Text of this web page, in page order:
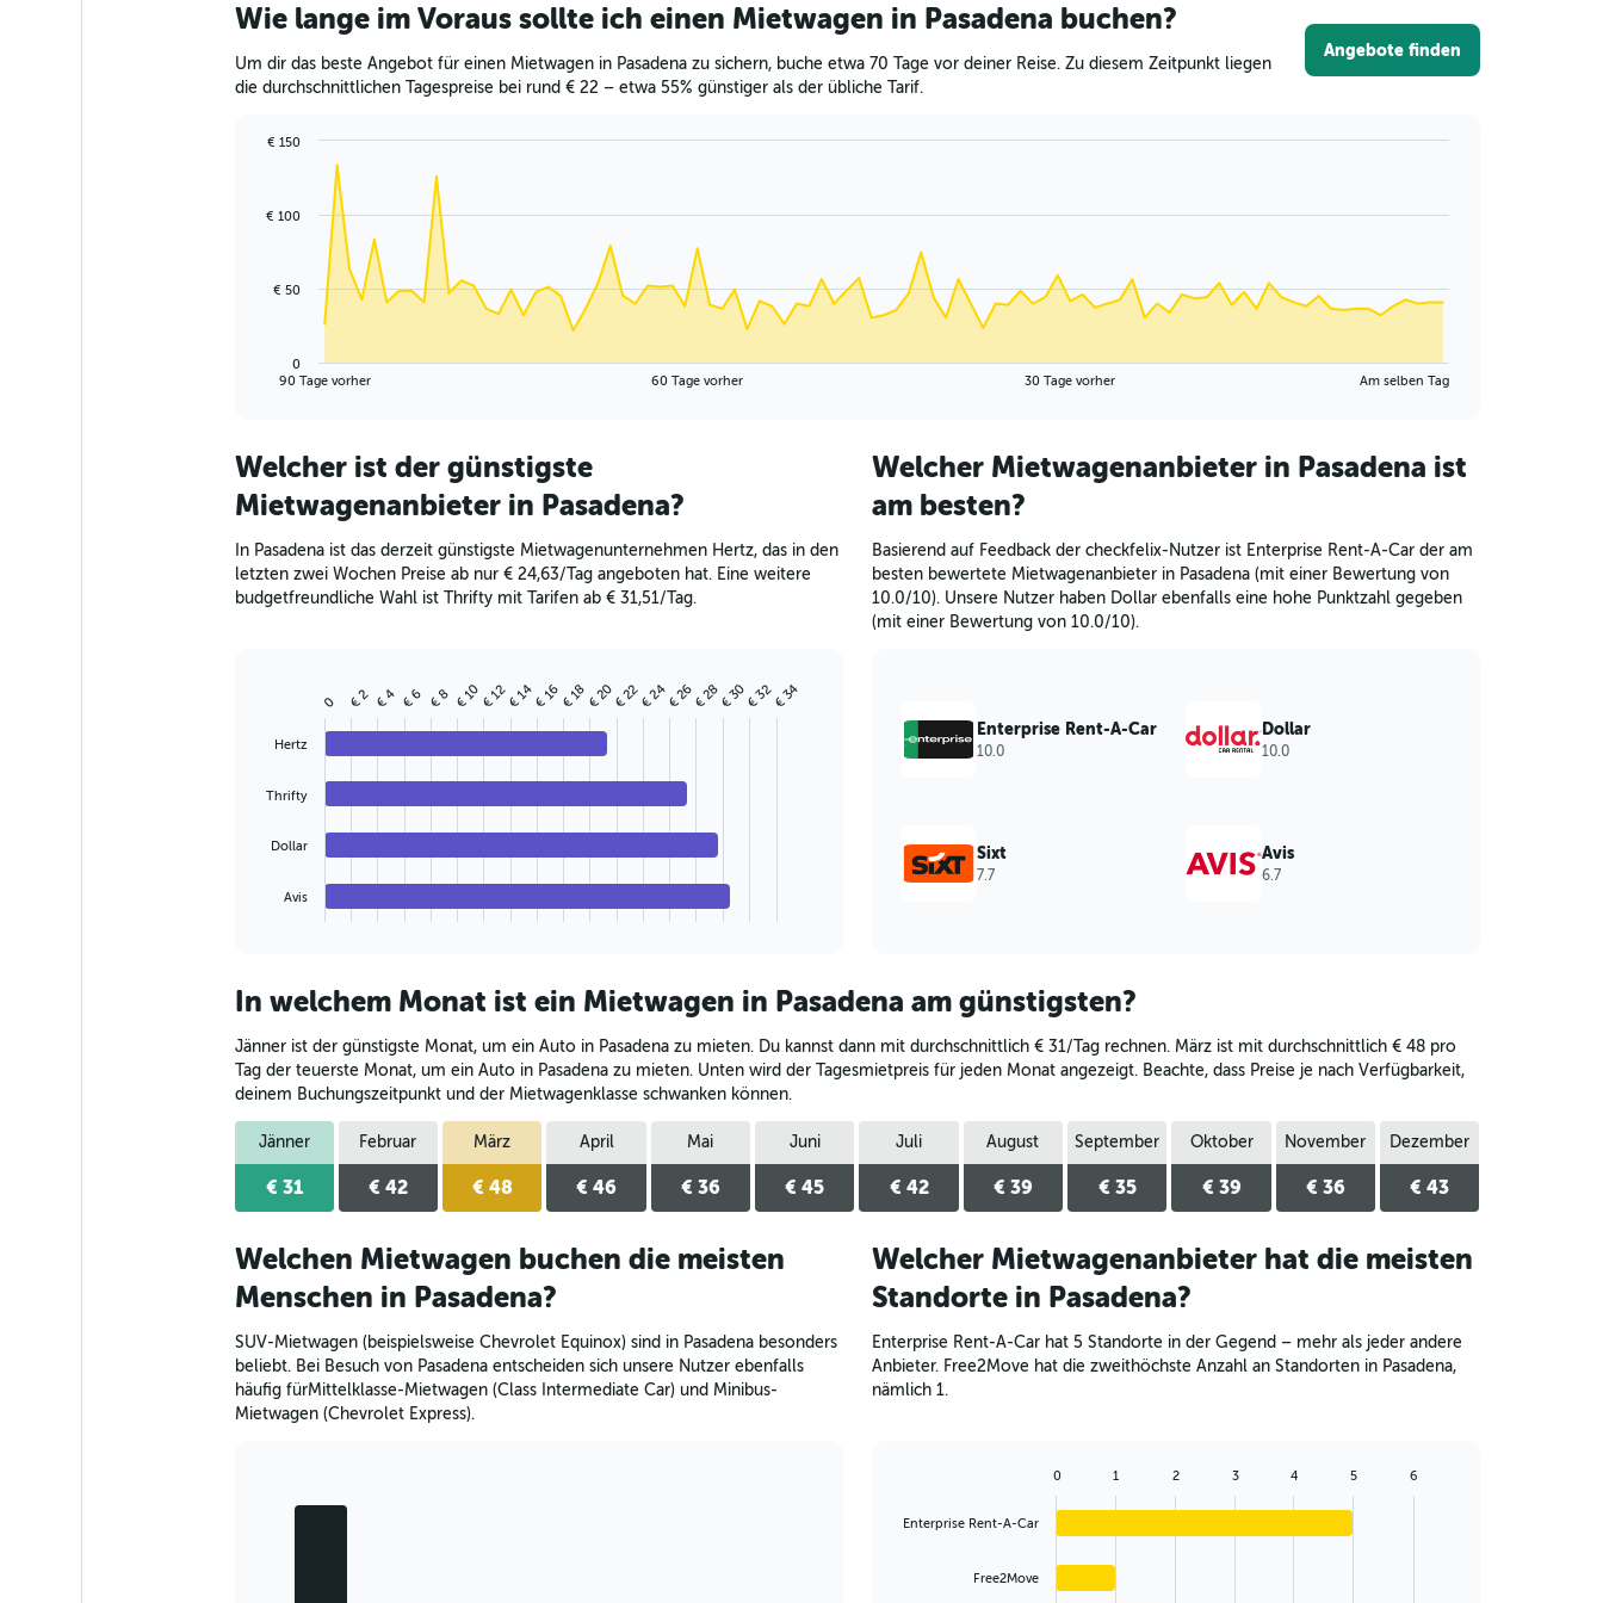
Wie lange im Voraus sollte ich einen Mietwagen in Pasadena buchen?
Um dir das beste Angebot für einen Mietwagen in Pasadena zu sichern, buche etwa 70 Tage vor deiner Reise. Zu diesem Zeitpunkt liegen
die durchschnittlichen Tagespreise bei rund € 22 – etwa 55% günstiger als der übliche Tarif.
Angebote finden
data
The
Range:
91
categories.
chart
has
1
150.
90 Tage vorher 60 Tage vorher 30 Tage vorher Am selben Tag
0
€ 50
€ 100
€ 150
Welcher ist der günstigste
Mietwagenanbieter in Pasadena?
In Pasadena ist das derzeit günstigste Mietwagenunternehmen Hertz, das in den
letzten zwei Wochen Preise ab nur € 24,63/Tag angeboten hat. Eine weitere
budgetfreundliche Wahl ist Thrifty mit Tarifen ab € 31,51/Tag.
with
chart
Range:
categories.
The
chart
has
1
Y
axis
displaying
Range:
0
to
Hertz
Thrifty
Dollar
Avis
0 € 2 € 4 € 6 € 8 € 10€ 12€ 14€ 16€ 18€ 20€ 22€ 24€ 26€ 28€ 30€ 32€ 34
Welcher Mietwagenanbieter in Pasadena ist
am besten?
Basierend auf Feedback der checkfelix-Nutzer ist Enterprise Rent-A-Car der am
besten bewertete Mietwagenanbieter in Pasadena (mit einer Bewertung von
10.0/10). Unsere Nutzer haben Dollar ebenfalls eine hohe Punktzahl gegeben
(mit einer Bewertung von 10.0/10).
Enterprise Rent-A-Car
10.0
Dollar
10.0
Sixt
7.7
Avis
6.7
In welchem Monat ist ein Mietwagen in Pasadena am günstigsten?
Jänner ist der günstigste Monat, um ein Auto in Pasadena zu mieten. Du kannst dann mit durchschnittlich € 31/Tag rechnen. März ist mit durchschnittlich € 48 pro
Tag der teuerste Monat, um ein Auto in Pasadena zu mieten. Unten wird der Tagesmietpreis für jeden Monat angezeigt. Beachte, dass Preise je nach Verfügbarkeit,
deinem Buchungszeitpunkt und der Mietwagenklasse schwanken können.
Jänner
€ 31
Februar
€ 42
März
€ 48
April
€ 46
Mai
€ 36
Juni
€ 45
Juli
€ 42
August
€ 39
September
€ 35
Oktober
€ 39
November
€ 36
Dezember
€ 43
Welchen Mietwagen buchen die meisten
Menschen in Pasadena?
SUV-Mietwagen (beispielsweise Chevrolet Equinox) sind in Pasadena besonders
beliebt. Bei Besuch von Pasadena entscheiden sich unsere Nutzer ebenfalls
häufig fürMittelklasse-Mietwagen (Class Intermediate Car) und Minibus-
Mietwagen (Chevrolet Express).
graphic.
Welcher Mietwagenanbieter hat die meisten
Standorte in Pasadena?
Enterprise Rent-A-Car hat 5 Standorte in der Gegend – mehr als jeder andere
Anbieter. Free2Move hat die zweithöchste Anzahl an Standorten in Pasadena,
nämlich 1.
with
Enterprise Rent-A-Car
Free2Move
0 1 2 3 4 5 6